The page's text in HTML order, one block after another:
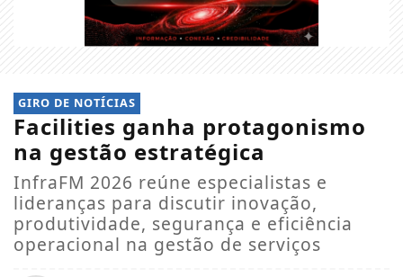
GIRO DE NOTÍCIAS
Facilities ganha protagonismo
na gestão estratégica
InfraFM 2026 reúne especialistas e
lideranças para discutir inovação,
produtividade, segurança e eficiência
operacional na gestão de serviços